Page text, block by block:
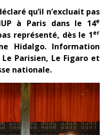
qu’il n’excluait pas
à Paris dans le 14e
représenté, dès le 1er
Hidalgo. Information
Parisien, Le Figaro et
nationale.